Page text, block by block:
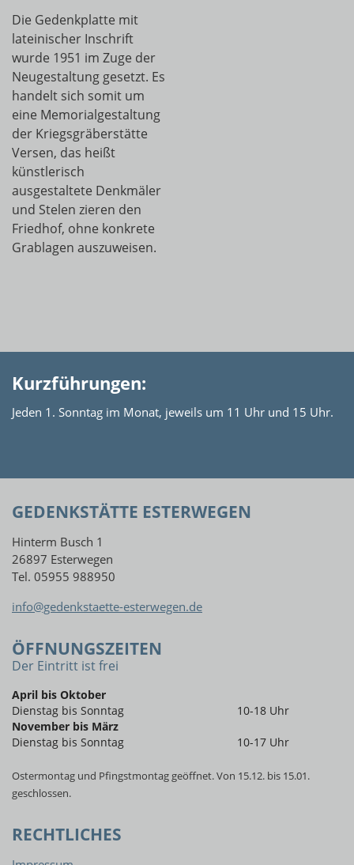
Die Gedenkplatte mit
lateinischer Inschrift
wurde 1951 im Zuge der
Neugestaltung gesetzt. Es
handelt sich somit um
eine Memorialgestaltung
der Kriegsgräberstätte
Versen, das heißt
künstlerisch
ausgestaltete Denkmäler
und Stelen zieren den
Friedhof, ohne konkrete
Grablagen auszuweisen.
Kurzführungen:
Jeden 1. Sonntag im Monat, jeweils um 11 Uhr und 15 Uhr.
GEDENKSTÄTTE ESTERWEGEN
Hinterm Busch 1
26897 Esterwegen
Tel. 05955 988950
info@gedenkstaette-esterwegen.de
ÖFFNUNGSZEITEN
Der Eintritt ist frei
April bis Oktober
Dienstag bis Sonntag
10-18 Uhr
November bis März
Dienstag bis Sonntag
10-17 Uhr
Ostermontag und Pfingstmontag geöffnet. Von 15.12. bis 15.01.
geschlossen.
RECHTLICHES